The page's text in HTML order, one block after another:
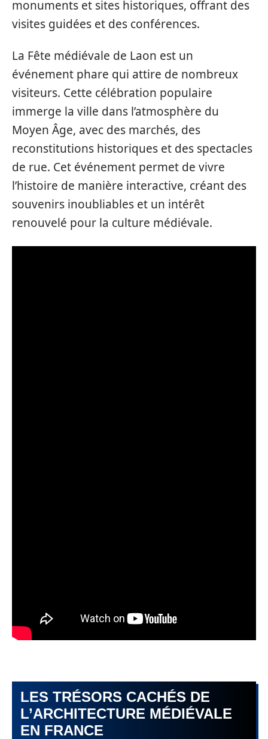
monuments et sites historiques, offrant des
visites guidées et des conférences.
La Fête médiévale de Laon est un
événement phare qui attire de nombreux
visiteurs. Cette célébration populaire
immerge la ville dans l’atmosphère du
Moyen Âge, avec des marchés, des
reconstitutions historiques et des spectacles
de rue. Cet événement permet de vivre
l’histoire de manière interactive, créant des
souvenirs inoubliables et un intérêt
renouvelé pour la culture médiévale.
LES TRÉSORS CACHÉS DE
L’ARCHITECTURE MÉDIÉVALE
EN FRANCE